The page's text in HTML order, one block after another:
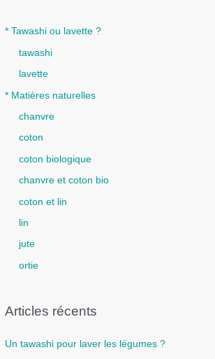
* Tawashi ou lavette ?
tawashi
lavette
* Matières naturelles
chanvre
coton
coton biologique
chanvre et coton bio
coton et lin
lin
jute
ortie
Articles récents
Un tawashi pour laver les légumes ?